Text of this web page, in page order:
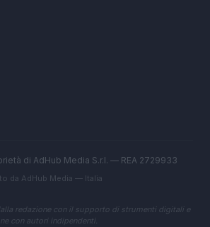
di AdHub Media S.r.l. — REA 2729933
da AdHub Media — Italia
redazione con il supporto di strumenti digitali e
con autori indipendenti.